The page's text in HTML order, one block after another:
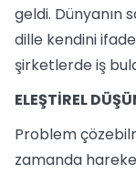
geldi. Dünyanın
dille kendini
şirketlerde iş
ELEŞTİREL
Problem
zamanda